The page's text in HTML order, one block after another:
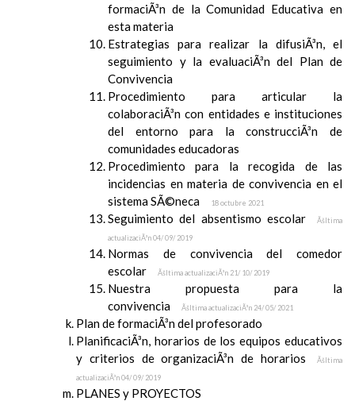
formaciÃ³n de la Comunidad Educativa en
esta materia
Estrategias para realizar la difusiÃ³n, el
seguimiento y la evaluaciÃ³n del Plan de
Convivencia
Procedimiento para articular la
colaboraciÃ³n con entidades e instituciones
del entorno para la construcciÃ³n de
comunidades educadoras
Procedimiento para la recogida de las
incidencias en materia de convivencia en el
sistema SÃ©neca
18 octubre 2021
Seguimiento del absentismo escolar
Ãšltima
actualizaciÃ³n 04/ 09/ 2019
Normas de convivencia del comedor
escolar
Ãšltima actualizaciÃ³n 21/ 10/ 2019
Nuestra propuesta para la
convivencia
Ãšltima actualizaciÃ³n 24/ 05/ 2021
Plan de formaciÃ³n del profesorado
PlanificaciÃ³n, horarios de los equipos educativos
y criterios de organizaciÃ³n de horarios
Ãšltima
actualizaciÃ³n 04/ 09/ 2019
PLANES y PROYECTOS